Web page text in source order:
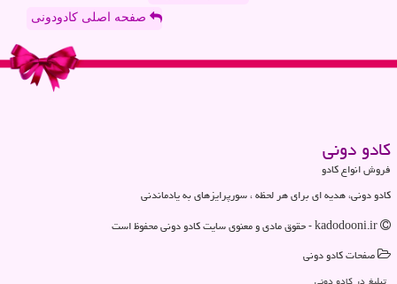
صفحه اصلی کادودونی
كادو دونی
فروش انواع کادو
کادو دونی، هدیه ای برای هر لحظه ، سورپرایزهای به یادماندنی
صفحات كادو دونی